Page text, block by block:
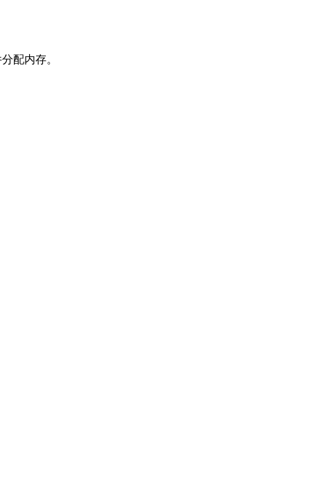
配内存。